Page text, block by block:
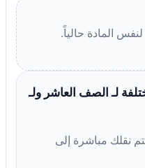
المادة حالياً.
لـ الصف العاشر ولـ
نقلك مباشرة إلى